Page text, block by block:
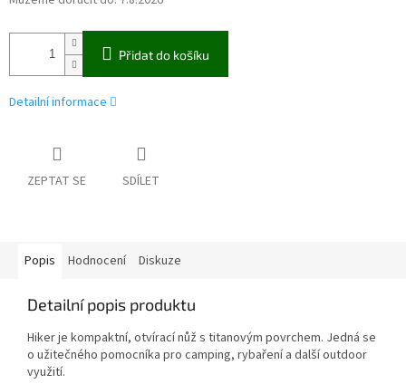
Přidat do košíku
Detailní informace
ZEPTAT SE SDÍLET
Popis Hodnocení Diskuze
Detailní popis produktu
Hiker je kompaktní, otvírací nůž s titanovým povrchem. Jedná se
o užitečného pomocníka pro camping, rybaření a další outdoor
využití.